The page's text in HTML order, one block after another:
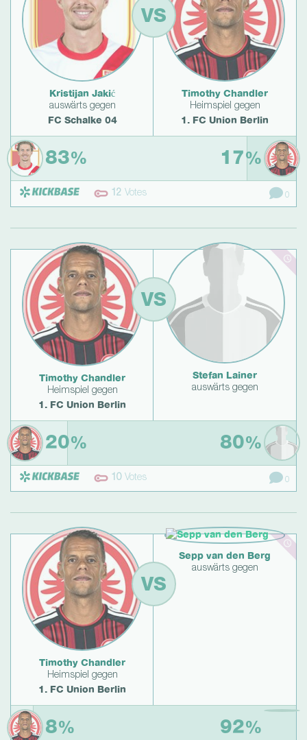
Kristijan Jakić
auswärts gegen
FC Schalke 04
VS
Timothy Chandler
Heimspiel gegen
1. FC Union Berlin
83% 17%
12 Votes 0
Timothy Chandler
Heimspiel gegen
1. FC Union Berlin
VS
Stefan Lainer
auswärts gegen
20% 80%
10 Votes 0
Timothy Chandler
Heimspiel gegen
1. FC Union Berlin
VS
Sepp van den Berg
auswärts gegen
8% 92%